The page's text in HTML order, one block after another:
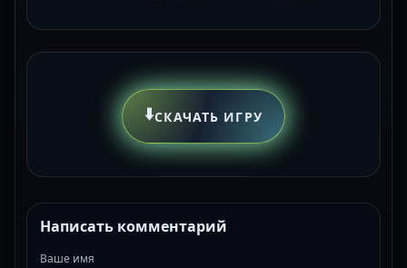
⬇️СКАЧАТЬ ИГРУ
Написать комментарий
Ваше имя